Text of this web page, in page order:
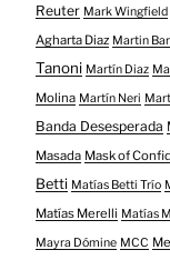
Reuter Mark Wingfield
Agharta Diaz Martin
Tanoni Martín Diaz
Molina Martín Neri
Banda Desesperada
Masada Mask of
Betti Matías Betti Trío
Matías Merelli Matías
Mayra Dómine MCC